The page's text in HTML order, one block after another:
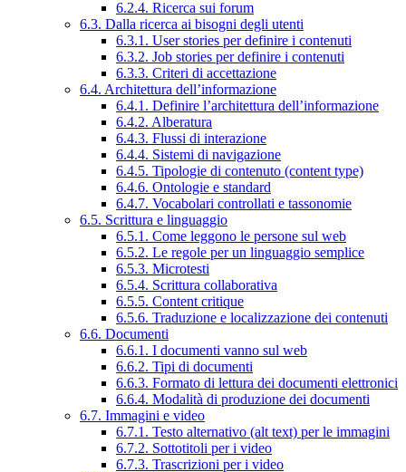
6.2.4. Ricerca sui forum
6.3. Dalla ricerca ai bisogni degli utenti
6.3.1. User stories per definire i contenuti
6.3.2. Job stories per definire i contenuti
6.3.3. Criteri di accettazione
6.4. Architettura dell’informazione
6.4.1. Definire l’architettura dell’informazione
6.4.2. Alberatura
6.4.3. Flussi di interazione
6.4.4. Sistemi di navigazione
6.4.5. Tipologie di contenuto (content type)
6.4.6. Ontologie e standard
6.4.7. Vocabolari controllati e tassonomie
6.5. Scrittura e linguaggio
6.5.1. Come leggono le persone sul web
6.5.2. Le regole per un linguaggio semplice
6.5.3. Microtesti
6.5.4. Scrittura collaborativa
6.5.5. Content critique
6.5.6. Traduzione e localizzazione dei contenuti
6.6. Documenti
6.6.1. I documenti vanno sul web
6.6.2. Tipi di documenti
6.6.3. Formato di lettura dei documenti elettronici
6.6.4. Modalità di produzione dei documenti
6.7. Immagini e video
6.7.1. Testo alternativo (alt text) per le immagini
6.7.2. Sottotitoli per i video
6.7.3. Trascrizioni per i video